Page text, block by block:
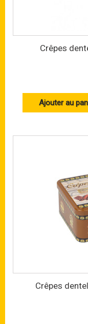
Crêpes
Ajouter au
Crêpes